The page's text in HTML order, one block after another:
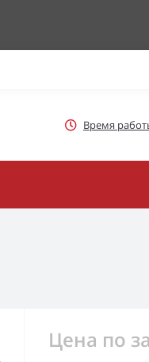
Время
Цена по